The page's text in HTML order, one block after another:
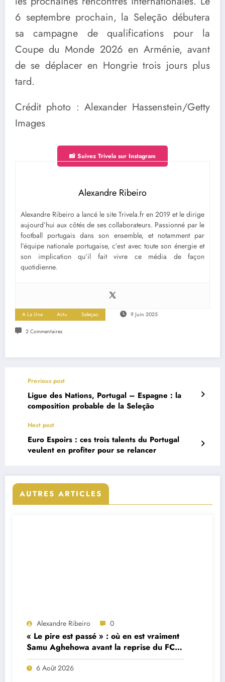
6 septembre prochain, la Seleção débutera
sa campagne de qualifications pour la
Coupe du Monde 2026 en Arménie, avant
de se déplacer en Hongrie trois jours plus
tard.
Crédit photo : Alexander Hassenstein/Getty
Images
📸 Suivez Trivela sur Instagram
Alexandre Ribeiro
Alexandre Ribeiro a lancé le site Trivela.fr en 2019 et le dirige
aujourd’hui aux côtés de ses collaborateurs. Passionné par le
football portugais dans son ensemble, et notamment par
l’équipe nationale portugaise, c’est avec toute son énergie et
son implication qu’il fait vivre ce média de façon
quotidienne.
A La Une Actu Seleçao 9 Juin 2025
2 Commentaires
Previous post
Ligue des Nations, Portugal – Espagne : la
composition probable de la Seleção
Next post
Euro Espoirs : ces trois talents du Portugal
veulent en profiter pour se relancer
AUTRES ARTICLES
Alexandre Ribeiro 0
« Le pire est passé » : où en est vraiment
Samu Aghehowa avant la reprise du FC
Porto ?
6 Août 2026